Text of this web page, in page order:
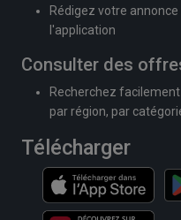
Rédigez votre
l'application
Consulter des
Recherchez
par région, par
Télécharger